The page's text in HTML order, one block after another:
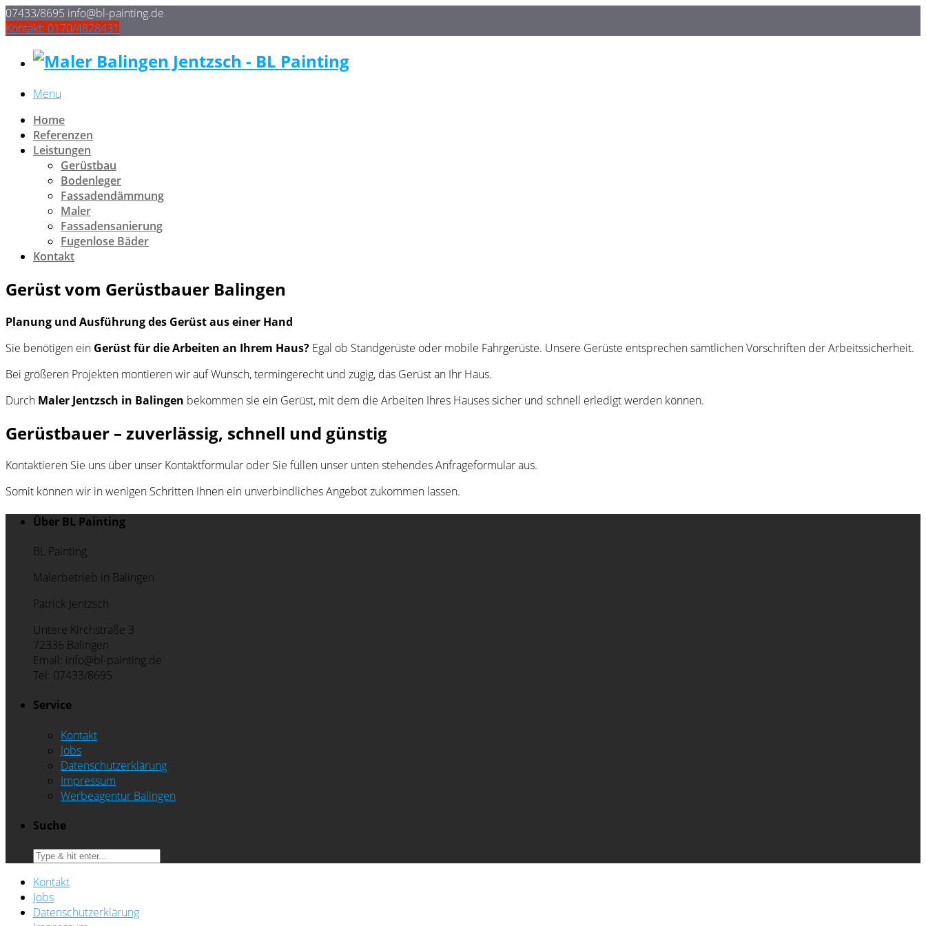
07433/8695 info@bl-painting.de
Kontakt: 0170/4828431
Menu
Home
Referenzen
Leistungen
Gerüstbau
Bodenleger
Fassadendämmung
Maler
Fassadensanierung
Fugenlose Bäder
Kontakt
Gerüst vom Gerüstbauer Balingen
Planung und Ausführung des Gerüst aus einer Hand
Sie benötigen ein Gerüst für die Arbeiten an Ihrem Haus? Egal ob Standgerüste oder mobile Fahrgerüste. Unsere Gerüste entsprechen sämtlichen Vorschriften der Arbeitssicherheit.
Bei größeren Projekten montieren wir auf Wunsch, termingerecht und zügig, das Gerüst an Ihr Haus.
Durch Maler Jentzsch in Balingen bekommen sie ein Gerüst, mit dem die Arbeiten Ihres Hauses sicher und schnell erledigt werden können.
Gerüstbauer – zuverlässig, schnell und günstig
Kontaktieren Sie uns über unser Kontaktformular oder Sie füllen unser unten stehendes Anfrageformular aus.
Somit können wir in wenigen Schritten Ihnen ein unverbindliches Angebot zukommen lassen.
Über BL Painting
BL Painting
Malerbetrieb in Balingen
Patrick Jentzsch
Untere Kirchstraße 3
72336 Balingen
Email: info@bl-painting.de
Tel: 07433/8695
Service
Kontakt
Jobs
Datenschutzerklärung
Impressum
Werbeagentur Balingen
Suche
Kontakt
Jobs
Datenschutzerklärung